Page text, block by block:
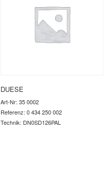
DUESE
Art-Nr: 35 0002
Referenz: 0 434 250 002
Technik: DN0SD126PAL